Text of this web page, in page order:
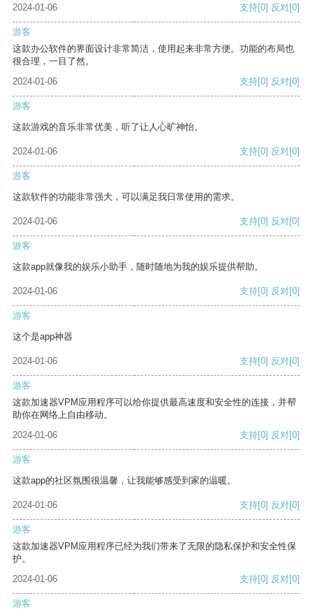
2024-01-06 支持[0] 反对[0]
游客
这款办公软件的界面设计非常简洁，使用起来非常方便。功能的布局也
很合理，一目了然。
2024-01-06
支持[0] 反对[0]
游客
这款游戏的音乐非常优美，听了让人心旷神怡。
2024-01-06 支持[0] 反对[0]
游客
这款软件的功能非常强大，可以满足我日常使用的需求。
2024-01-06 支持[0] 反对[0]
游客
这款app就像我的娱乐小助手，随时随地为我的娱乐提供帮助。
2024-01-06 支持[0] 反对[0]
游客
这个是app神器
2024-01-06 支持[0] 反对[0]
游客
这款加速器VPM应用程序可以给你提供最高速度和安全性的连接，并帮
助你在网络上自由移动。
2024-01-06
支持[0] 反对[0]
游客
这款app的社区氛围很温馨，让我能够感受到家的温暖。
2024-01-06 支持[0] 反对[0]
游客
这款加速器VPM应用程序已经为我们带来了无限的隐私保护和安全性保
护。
2024-01-06
支持[0] 反对[0]
游客